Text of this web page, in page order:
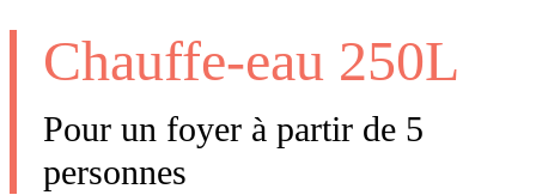
Chauffe-eau 250L
Pour un foyer à partir de 5
personnes